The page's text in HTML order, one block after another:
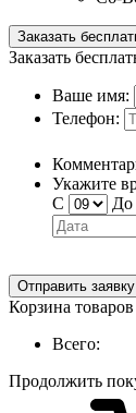
Заказать
Заказать
Ваше имя:
Телефон:
Укажите
С
До
Отправить заявку
Корзина товаров
Всего:
Продолжить